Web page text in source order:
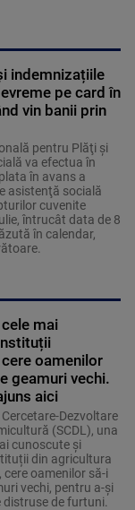
indemnizațiile
pe card în
vin banii prin
pentru Plăţi şi
va efectua în
în avans a
asistenţă socială
cuvenite
întrucât data de 8
în calendar,
mai
oamenilor
geamuri vechi.
aici
Dezvoltare
(SCDL), una
cunoscute și
din agricultura
cere oamenilor să-i
vechi, pentru a-și
distruse de furtuni.